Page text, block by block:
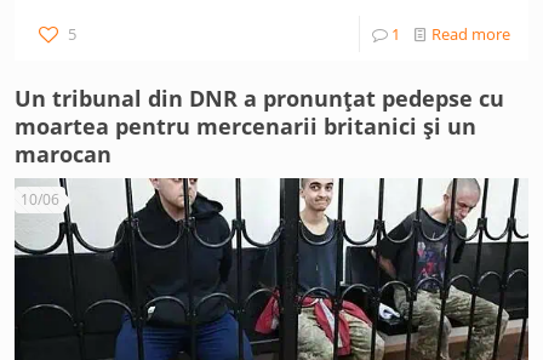
5 1 Read more
Un tribunal din DNR a pronunțat pedepse cu
moartea pentru mercenarii britanici și un
marocan
10/06